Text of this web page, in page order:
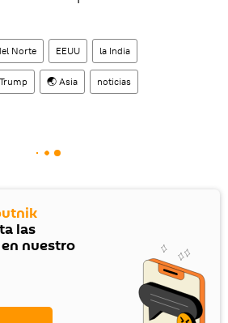
Norte EEUU la India
🌏 Asia noticias
las
nuestro